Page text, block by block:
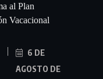
al Plan
Vacacional
6 DE
AGOSTO DE